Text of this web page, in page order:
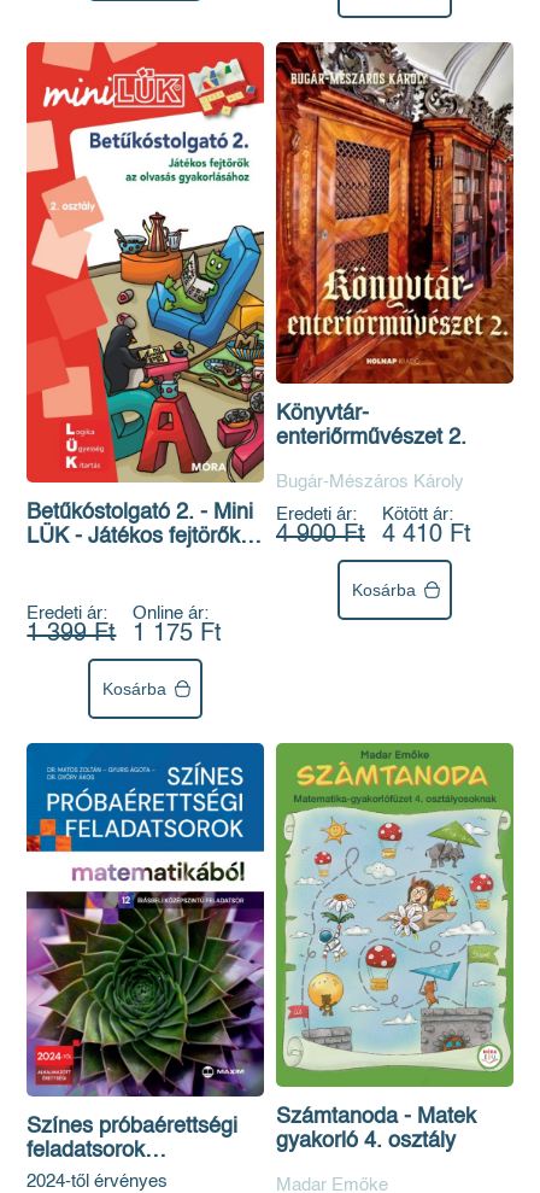
Betűkóstolgató 2. - Mini
LÜK - Játékos fejtörők
Eredeti ár:
1 399 Ft
Online ár:
1 175 Ft
Kosárba
Könyvtár-
enteriőrművészet 2.
Bugár-Mészáros Károly
Eredeti ár:
4 900 Ft
Kötött ár:
4 410 Ft
Kosárba
Színes próbaérettségi
feladatsorok
matematikából (12
2024-től érvényes
Számtanoda - Matek
gyakorló 4. osztály
Madar Emőke